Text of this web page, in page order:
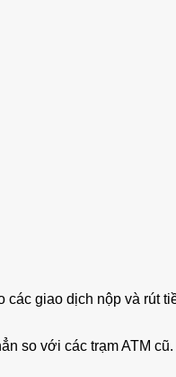
giao dịch nộp và rút
so với các trạm ATM